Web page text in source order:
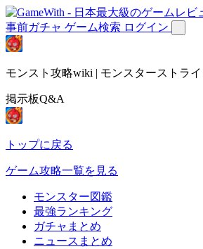
事前ガチャ ゲーム検索 ログイン
モンスト攻略wiki | モンスターストラ
掲示板Q&A
トップに戻る
ゲーム攻略一覧を見る
モンスター図鑑
最強ランキング
ガチャまとめ
ニュースまとめ